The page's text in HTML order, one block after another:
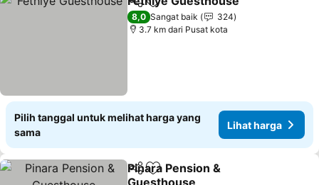
BagikanTambahkan ke favorit
8,0 Sangat baik
324
3.7 km dari Pusat kota
Pilih tanggal untuk melihat harga yang
sama
Lihat harga
BagikanTambahkan ke favorit
Pinara Pension &
Guesthouse